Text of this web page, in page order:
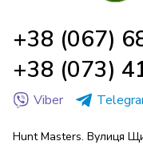
+38 (067)
+38 (073)
Viber
Hunt Masters. Вулиця